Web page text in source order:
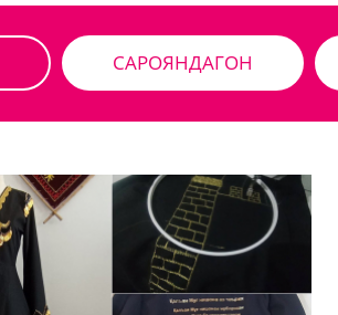
САРОЯНДАГОН